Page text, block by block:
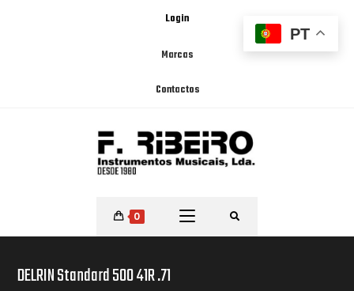
Login
Marcas
Contactos
0
DELRIN Standard 500 41R .71
PT